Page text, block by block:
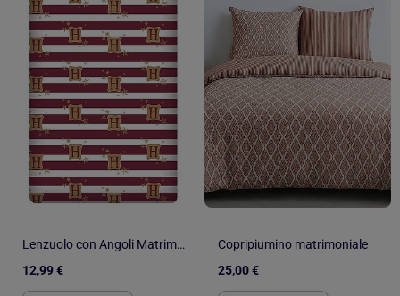
Lenzuolo con Angoli Matrimoniale in Cotone Harry Potter - Hogwarts
12,99 €
Copripiumino matrimoniale
25,00 €